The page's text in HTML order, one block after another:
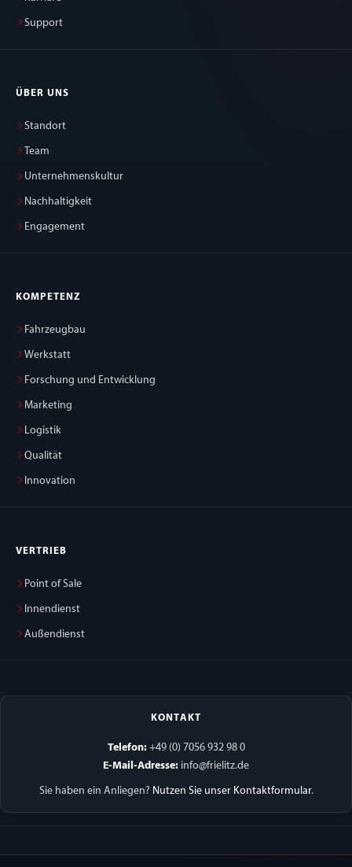
Support
ÜBER UNS
Standort
Team
Unternehmenskultur
Nachhaltigkeit
Engagement
KOMPETENZ
Fahrzeugbau
Werkstatt
Forschung und Entwicklung
Marketing
Logistik
Qualität
Innovation
VERTRIEB
Point of Sale
Innendienst
Außendienst
KONTAKT
Telefon:+49 (0) 7056 932 98 0
E-Mail-Adresse: info@frielitz.de
Sie haben ein Anliegen? Nutzen Sie unser Kontaktformular.